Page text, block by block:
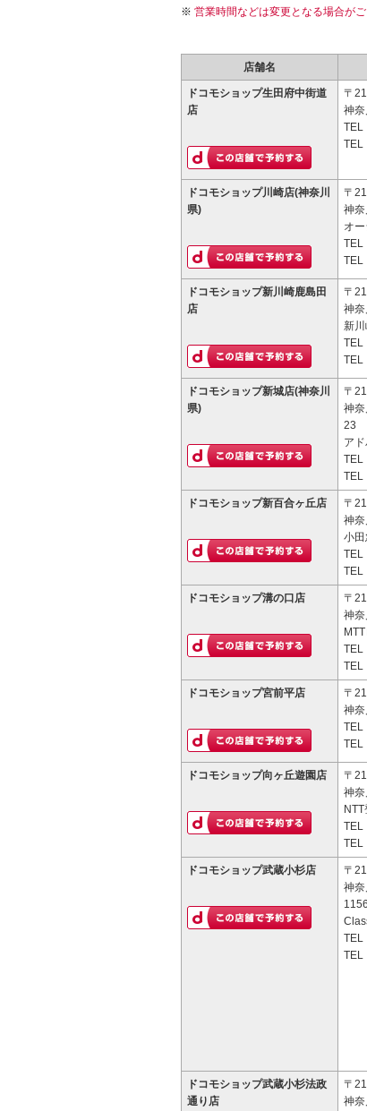
営業時間などは変更となる場合が
店舗名
ドコモショップ生田府中街道
店
〒
神
TEL
TEL
ドコモショップ川崎店(神奈川
県)
〒
神
オ
TEL
TEL
ドコモショップ新川崎鹿島田
店
〒
神
新
TEL
TEL
ドコモショップ新城店(神奈川
県)
〒
神
23
ア
TEL
TEL
ドコモショップ新百合ヶ丘店
〒
神
小
TEL
TEL
ドコモショップ溝の口店
〒
神
TEL
TEL
ドコモショップ宮前平店
〒
神
TEL
TEL
ドコモショップ向ヶ丘遊園店
〒
神
TEL
TEL
ドコモショップ武蔵小杉店
〒
神
1156
TEL
TEL
ドコモショップ武蔵小杉法政
通り店
〒
神